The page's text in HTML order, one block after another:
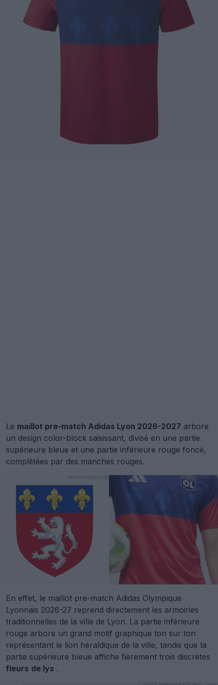
Le maillot pre-match Adidas Lyon 2026-2027 arbore
un design color-block saisissant, divisé en une partie
supérieure bleue et une partie inférieure rouge foncé,
complétées par des manches rouges.
En effet, le maillot pre-match Adidas Olympique
Lyonnais 2026-27 reprend directement les armoiries
traditionnelles de la ville de Lyon. La partie inférieure
rouge arbore un grand motif graphique ton sur ton
représentant le lion héraldique de la ville, tandis que la
partie supérieure bleue affiche fièrement trois discrètes
fleurs de lys .